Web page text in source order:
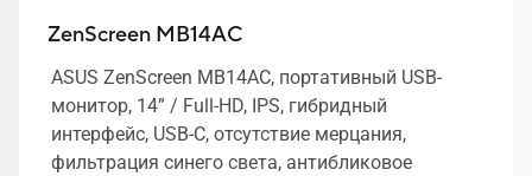
ZenScreen MB14AC
ASUS ZenScreen MB14AC, портативный USB-
монитор, 14” / Full-HD, IPS, гибридный
интерфейс, USB-C, отсутствие мерцания,
фильтрация синего света, антибликовое